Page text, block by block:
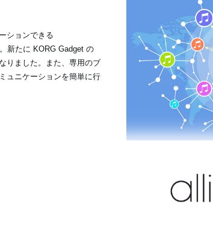
ションできる
新たに KORG Gadget の
りました。また、専用のブ
ュニケーションを簡単に行